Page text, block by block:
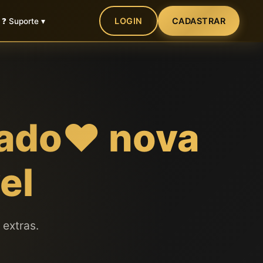
❓ Suporte ▾ LOGIN CADASTRAR
nova